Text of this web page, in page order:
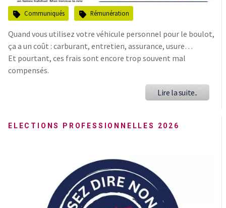
Communiqués Rémunération
Quand vous utilisez votre véhicule personnel pour le boulot,
ça a un coût : carburant, entretien, assurance, usure…
Et pourtant, ces frais sont encore trop souvent mal
compensés.
Lire la suite..
ELECTIONS PROFESSIONNELLES 2026